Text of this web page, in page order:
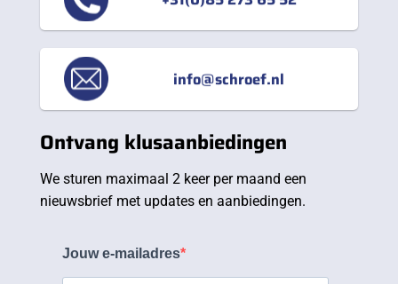
info@schroef.nl
Ontvang klusaanbiedingen
We sturen maximaal 2 keer per maand een
nieuwsbrief met updates en aanbiedingen.
Jouw e-mailadres